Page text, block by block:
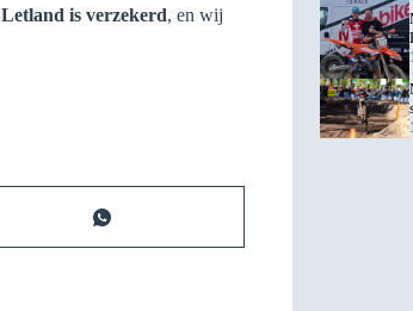
is verzekerd, en wij